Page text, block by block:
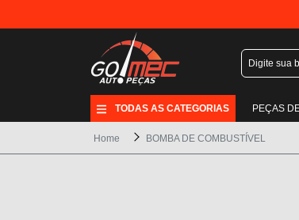
TODAS AS CATEGORIAS PEÇAS
Home BOMBA DE COMBUSTÍVEL